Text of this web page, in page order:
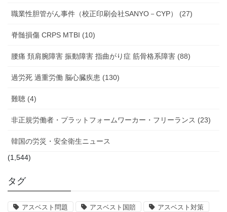
職業性胆管がん事件（校正印刷会社SANYO－CYP） (27)
脊髄損傷 CRPS MTBI (10)
腰痛 頚肩腕障害 振動障害 指曲がり症 筋骨格系障害 (88)
過労死 過重労働 脳心臓疾患 (130)
難聴 (4)
非正規労働者・プラットフォームワーカー・フリーランス (23)
韓国の労災・安全衛生ニュース
(1,544)
タグ
アスベスト問題 アスベスト国賠 アスベスト対策